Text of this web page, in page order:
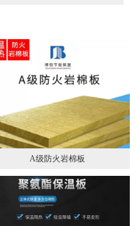
A级防火岩棉板